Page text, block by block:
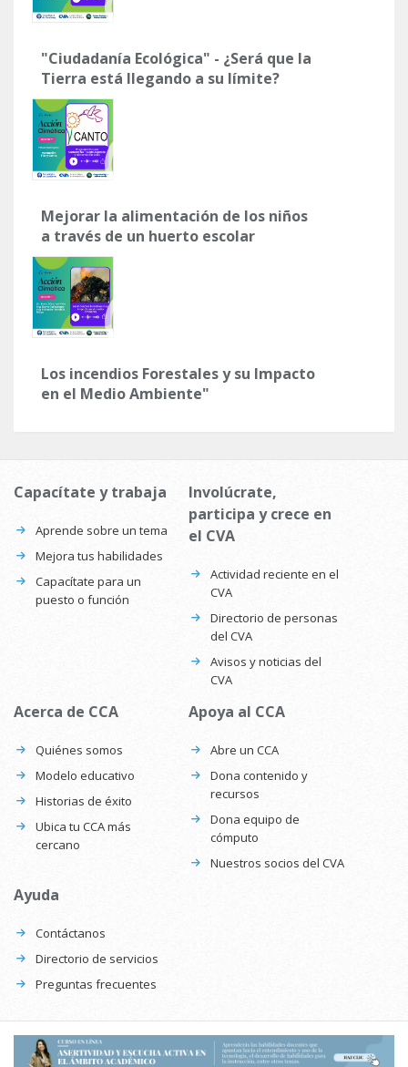
"Ciudadanía Ecológica" - ¿Será que la
Tierra está llegando a su límite?
Mejorar la alimentación de los niños
a través de un huerto escolar
Los incendios Forestales y su Impacto
en el Medio Ambiente"
Capacítate y trabaja
Aprende sobre un tema
Mejora tus habilidades
Capacítate para un
puesto o función
Involúcrate,
participa y crece en
el CVA
Actividad reciente en el
CVA
Directorio de personas
del CVA
Avisos y noticias del
CVA
Acerca de CCA
Quiénes somos
Modelo educativo
Historias de éxito
Ubica tu CCA más
cercano
Apoya al CCA
Abre un CCA
Dona contenido y
recursos
Dona equipo de
cómputo
Nuestros socios del CVA
Ayuda
Contáctanos
Directorio de servicios
Preguntas frecuentes